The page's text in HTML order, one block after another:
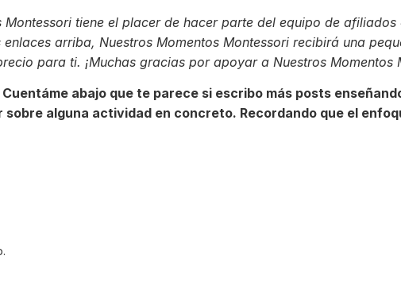
tiene el placer de hacer parte del equipo de
arriba, Nuestros Momentos Montessori recibirá una
para ti. ¡Muchas gracias por apoyar a Nuestros Momentos
abajo que te parece si escribo más posts
alguna actividad en concreto. Recordando que el